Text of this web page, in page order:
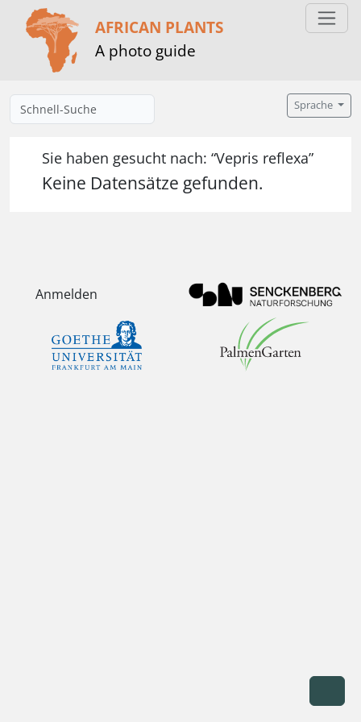
AFRICAN PLANTS
A photo guide
Sprache
Sie haben gesucht nach: “Vepris reflexa”
Keine Datensätze gefunden.
Anmelden